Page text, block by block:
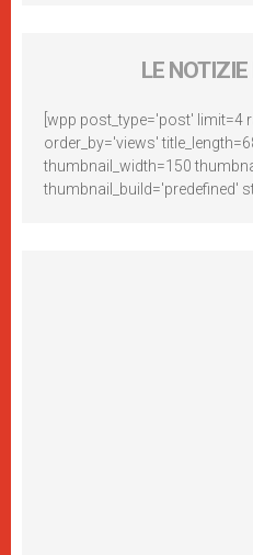
LE
[wpp post_type='post' limit=4
order_by='views'
thumbnail_width=150
thumbnail_build='predefined'